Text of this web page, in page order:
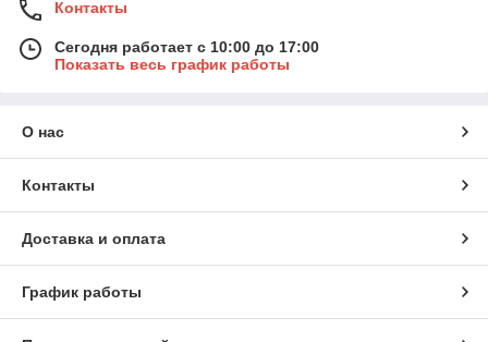
Контакты
Сегодня работает с 10:00 до 17:00
Показать весь график работы
О нас
Контакты
Доставка и оплата
График работы